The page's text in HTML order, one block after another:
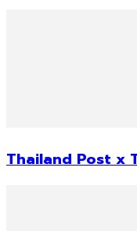
Thailand Post x